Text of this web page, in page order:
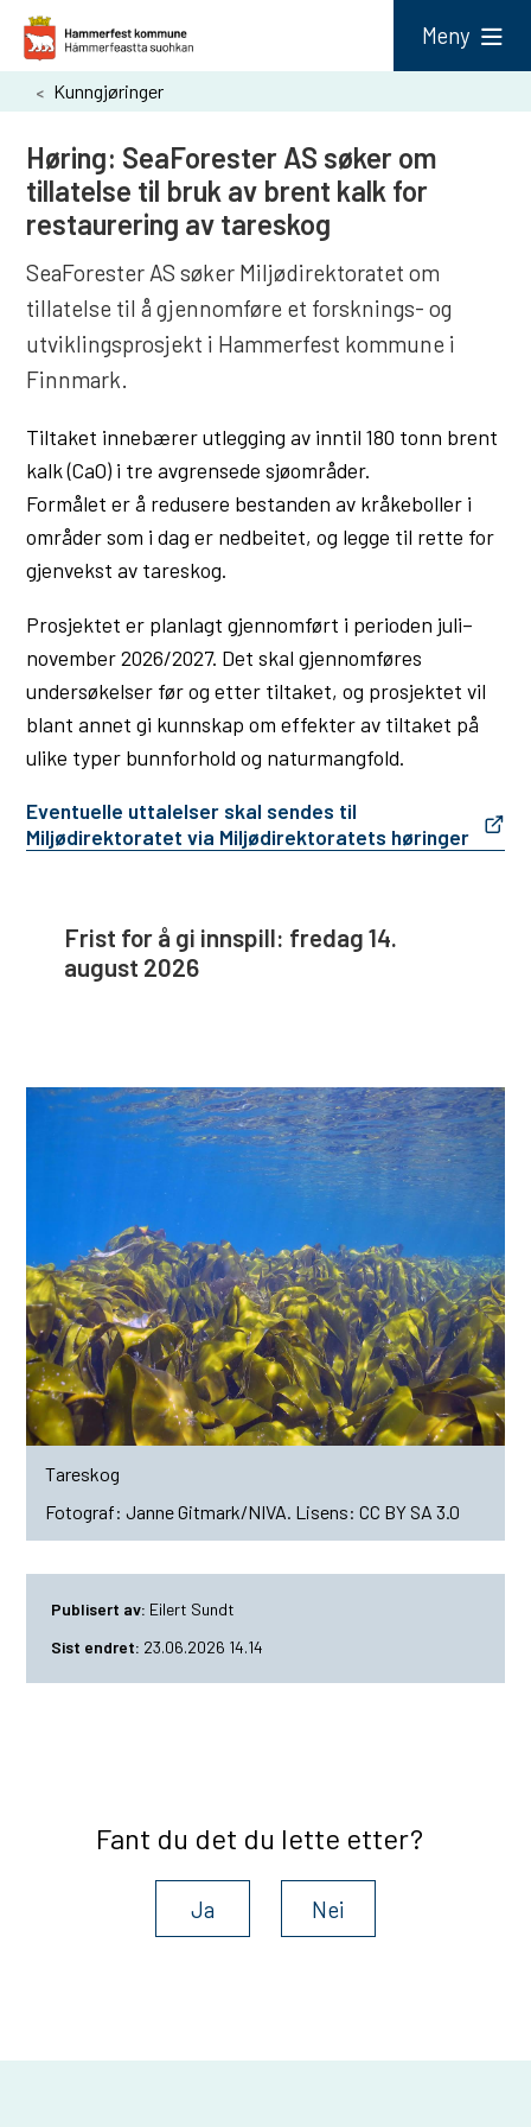
H
a
m
m
e
r
e
t
o
m
u
e
Meny
Du
her:
Kunngjøringer
Høring: SeaForester AS søker om
tillatelse til bruk av brent kalk for
restaurering av tareskog
SeaForester AS søker Miljødirektoratet om
tillatelse til å gjennomføre et forsknings- og
utviklingsprosjekt i Hammerfest kommune i
Finnmark.
Tiltaket innebærer utlegging av inntil 180 tonn brent
kalk (CaO) i tre avgrensede sjøområder.
Formålet er å redusere bestanden av kråkeboller i
områder som i dag er nedbeitet, og legge til rette for
gjenvekst av tareskog.
Prosjektet er planlagt gjennomført i perioden juli–
november 2026/2027. Det skal gjennomføres
undersøkelser før og etter tiltaket, og prosjektet vil
blant annet gi kunnskap om effekter av tiltaket på
ulike typer bunnforhold og naturmangfold.
Eventuelle uttalelser skal sendes til
Miljødirektoratet via Miljødirektoratets høringer
Frist for å gi innspill: fredag 14.
august 2026
Tareskog
Janne Gitmark/NIVA. Lisens: CC BY SA 3.0
Publisert av Eilert Sundt
Sist endret 23.06.2026 14.14
Fant du det du lette etter?
Ja Nei